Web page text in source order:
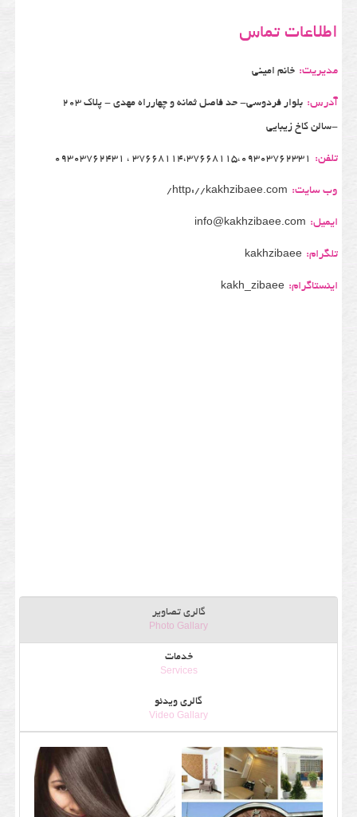
اطلاعات تماس
مدیریت: خانم امینی
آدرس: بلوار فردوسی- حد فاصل ثمانه و چهارراه مهدی - پلاک 203
-سالن کاخ زیبایی
تلفن: 37668114،37668115،09303762331 ، 09303762431
وب سایت: http://kakhzibaee.com/
ایمیل: info@kakhzibaee.com
تلگرام: kakhzibaee
اینستاگرام: kakh_zibaee
گالری تصاویر
Photo Gallary
خدمات
Services
گالری ویدئو
Video Gallary